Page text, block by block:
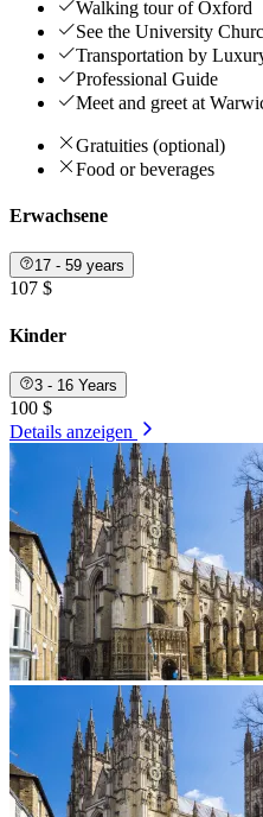
Walking tour of Oxford
See the University
Transportation by
Professional Guide
Meet and greet at
Gratuities (optional)
Food or beverages
Erwachsene
17 - 59 years
107 $
Kinder
3 - 16 Years
100 $
Details anzeigen